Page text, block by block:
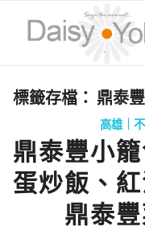
標籤存檔： 鼎泰
高雄｜
鼎泰豐小
蛋炒飯、
鼎泰